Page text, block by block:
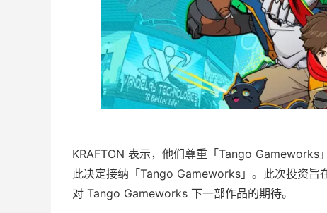
KRAFTON 表示，他们尊重「Tango Gameworks
此决定接纳「Tango Gameworks」。此次投资旨
对 Tango Gameworks 下一部作品的期待。